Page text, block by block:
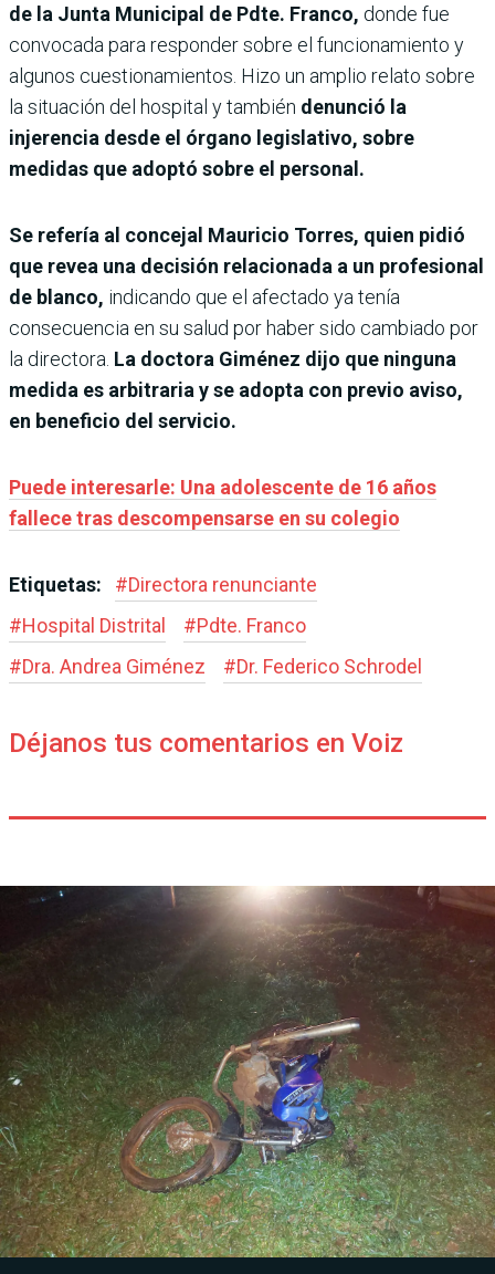
de la Junta Municipal de Pdte. Franco, donde fue
convocada para responder sobre el funcionamiento y
algunos cuestionamientos. Hizo un amplio relato sobre
la situación del hospital y también denunció la
injerencia desde el órgano legislativo, sobre
medidas que adoptó sobre el personal.
Se refería al concejal Mauricio Torres, quien pidió
que revea una decisión relacionada a un profesional
de blanco, indicando que el afectado ya tenía
consecuencia en su salud por haber sido cambiado por
la directora. La doctora Giménez dijo que ninguna
medida es arbitraria y se adopta con previo aviso,
en beneficio del servicio.
Puede interesarle: Una adolescente de 16 años
fallece tras descompensarse en su colegio
Etiquetas: #Directora renunciante
#Hospital Distrital #Pdte. Franco
#Dra. Andrea Giménez #Dr. Federico Schrodel
Déjanos tus comentarios en Voiz